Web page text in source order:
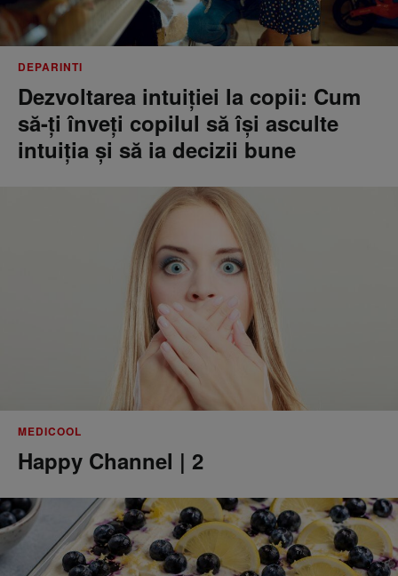
DEPARINTI
Dezvoltarea intuiției la copii: Cum
să-ți înveți copilul să își asculte
intuiția și să ia decizii bune
MEDICOOL
Happy Channel | 2